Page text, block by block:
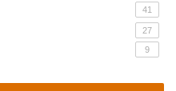
41
27
9